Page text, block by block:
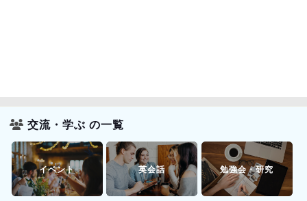
交流・学ぶ の一覧
イベント 英会話 勉強会・研究